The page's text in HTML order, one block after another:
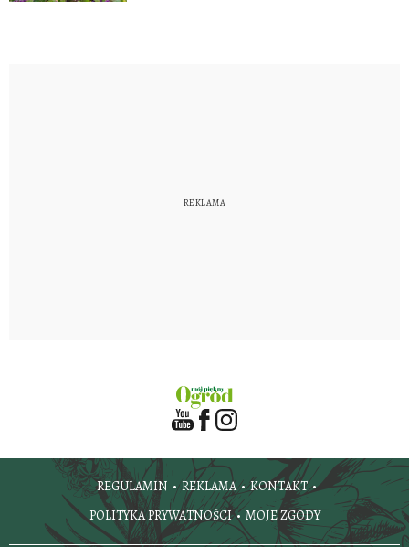
REGULAMIN REKLAMA
KONTAKT
POLITYKA PRYWATNOŚCI
MOJE ZGODY